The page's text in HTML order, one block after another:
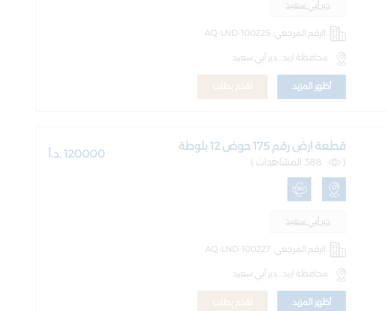
دير أبي سعيد
الرقم المرجعي: AQ-LND-100225
محافظة اربد , دير أبي سعيد
أظهر المزيد
قطعة ارض رقم 175 حوض 12 بلوطة
( 120000 .د.أ
دير أبي سعيد
الرقم المرجعي: AQ-LND-100227
محافظة اربد , دير أبي سعيد
أظهر المزيد